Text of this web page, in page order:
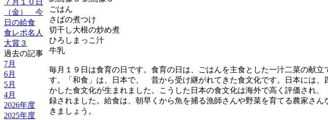
７月１０日
（金） 今
日の給食
食レポ名人
大賞３
過去の記事
7月
6月
5月
4月
2026年度
2025年度
ごはん
さばの煮つけ
切干し大根の炒め煮
ひろしまっこ汁
牛乳
毎月１９日は食育の日です。食育の日は、ごはんを主食とした一汁二菜の献
す。「和食」は、日本で、 昔から受け継がれてきた食文化です。日本には
かした食文化が生まれました。こうした日本の食文化は海外で高く評価され
録されました。給食は、朝早くから魚を捕る漁師さんや野菜を育てる農家さ
きましょう。